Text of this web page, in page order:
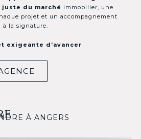
du marché immobilier, une
projet et un accompagnement
la signature.
exigeante d’avancer
À ANGERS